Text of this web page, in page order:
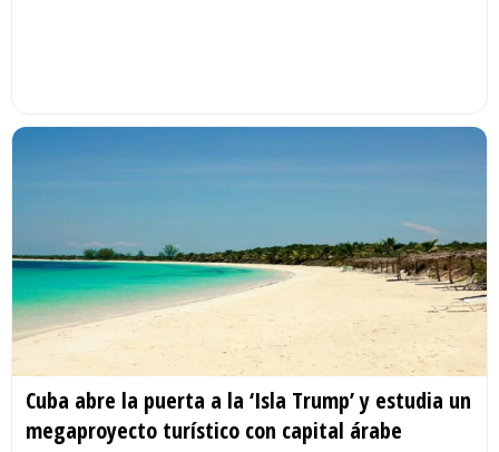
Cuba abre la puerta a la ‘Isla Trump’ y estudia un
megaproyecto turístico con capital árabe